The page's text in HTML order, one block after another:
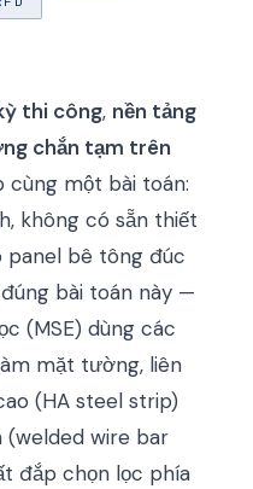
thi công, nền tảng
chắn tạm trên
cùng một bài toán:
không có sẵn thiết
panel bê tông đúc
bài toán này —
(MSE) dùng các
mặt tường, liên
(HA steel strip)
wire bar
đắp chọn lọc phía